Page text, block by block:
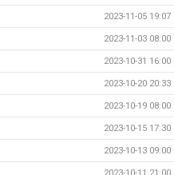
2023-11-05 19:07
2023-11-03 08:00
2023-10-31 16:00
2023-10-20 20:33
2023-10-19 08:00
2023-10-15 17:30
2023-10-13 09:00